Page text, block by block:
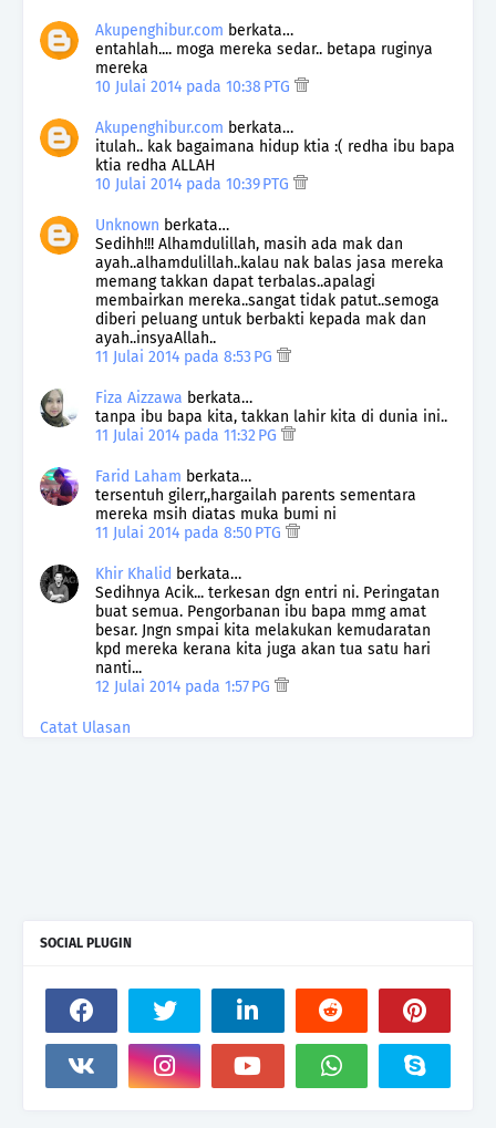
Akupenghibur.com berkata…
entahlah.... moga mereka sedar.. betapa ruginya
mereka
10 Julai 2014 pada 10:38 PTG
Akupenghibur.com berkata…
itulah.. kak bagaimana hidup ktia :( redha ibu bapa
ktia redha ALLAH
10 Julai 2014 pada 10:39 PTG
Unknown berkata…
Sedihh!!! Alhamdulillah, masih ada mak dan
ayah..alhamdulillah..kalau nak balas jasa mereka
memang takkan dapat terbalas..apalagi
membairkan mereka..sangat tidak patut..semoga
diberi peluang untuk berbakti kepada mak dan
ayah..insyaAllah..
11 Julai 2014 pada 8:53 PG
Fiza Aizzawa berkata…
tanpa ibu bapa kita, takkan lahir kita di dunia ini..
11 Julai 2014 pada 11:32 PG
Farid Laham berkata…
tersentuh gilerr,,hargailah parents sementara
mereka msih diatas muka bumi ni
11 Julai 2014 pada 8:50 PTG
Khir Khalid berkata…
Sedihnya Acik... terkesan dgn entri ni. Peringatan
buat semua. Pengorbanan ibu bapa mmg amat
besar. Jngn smpai kita melakukan kemudaratan
kpd mereka kerana kita juga akan tua satu hari
nanti...
12 Julai 2014 pada 1:57 PG
Catat Ulasan
SOCIAL PLUGIN